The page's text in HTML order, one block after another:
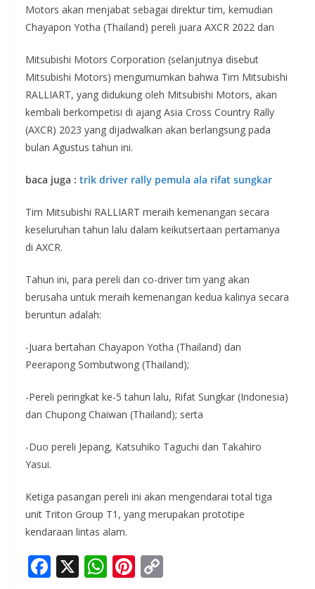
Motors akan menjabat sebagai direktur tim, kemudian
Chayapon Yotha (Thailand) pereli juara AXCR 2022 dan
Mitsubishi Motors Corporation (selanjutnya disebut
Mitsubishi Motors) mengumumkan bahwa Tim Mitsubishi
RALLIART, yang didukung oleh Mitsubishi Motors, akan
kembali berkompetisi di ajang Asia Cross Country Rally
(AXCR) 2023 yang dijadwalkan akan berlangsung pada
bulan Agustus tahun ini.
baca juga : trik driver rally pemula ala rifat sungkar
Tim Mitsubishi RALLIART meraih kemenangan secara
keseluruhan tahun lalu dalam keikutsertaan pertamanya
di AXCR.
Tahun ini, para pereli dan co-driver tim yang akan
berusaha untuk meraih kemenangan kedua kalinya secara
beruntun adalah:
-Juara bertahan Chayapon Yotha (Thailand) dan
Peerapong Sombutwong (Thailand);
-Pereli peringkat ke-5 tahun lalu, Rifat Sungkar (Indonesia)
dan Chupong Chaiwan (Thailand); serta
-Duo pereli Jepang, Katsuhiko Taguchi dan Takahiro
Yasui.
Ketiga pasangan pereli ini akan mengendarai total tiga
unit Triton Group T1, yang merupakan prototipe
kendaraan lintas alam.
F X W Pi